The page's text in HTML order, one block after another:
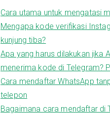
Cara utama untuk mengatasi
Mengapa kode verifikasi
kunjung tiba?
Apa yang harus dilakukan jika
menerima kode di Telegram?
Cara mendaftar WhatsApp
telepon
Bagaimana cara mendaftar di